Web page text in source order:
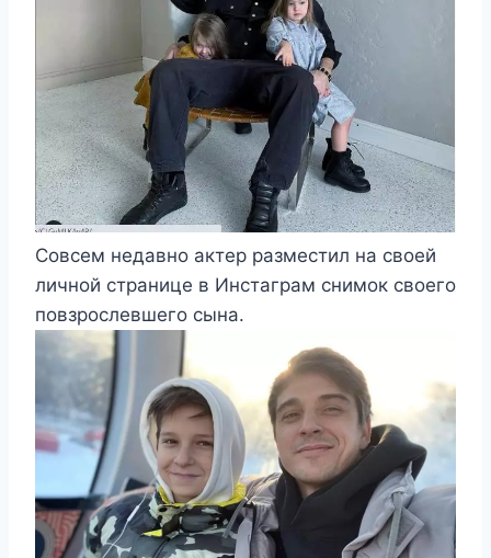
Совсем недавно актер разместил на своей
личной странице в Инстаграм снимок своего
повзрослевшего сына.